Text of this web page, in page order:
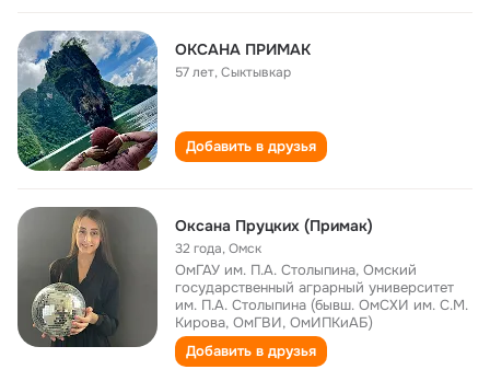
ОКСАНА ПРИМАК
57 лет,Сыктывкар
Добавить в друзья
Оксана Пруцких (Примак)
32 года,Омск
ОмГАУ им. П.А. Столыпина, Омский
государственный аграрный университет
им. П.А. Столыпина (бывш. ОмСХИ им. С.М.
Кирова, ОмГВИ, ОмИПКиАБ)
Добавить в друзья